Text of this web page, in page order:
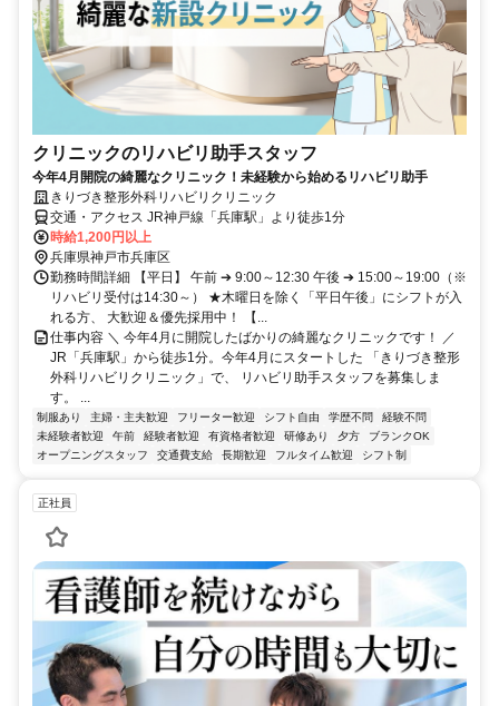
クリニックのリハビリ助手スタッフ
今年4月開院の綺麗なクリニック！未経験から始めるリハビリ助手
きりづき整形外科リハビリクリニック
交通・アクセス JR神戸線「兵庫駅」より徒歩1分
時給1,200円以上
兵庫県神戸市兵庫区
勤務時間詳細 【平日】 午前 ➔ 9:00～12:30 午後 ➔ 15:00～19:00（※
リハビリ受付は14:30～） ★木曜日を除く「平日午後」にシフトが入
れる方、 大歓迎＆優先採用中！ 【...
仕事内容 ＼ 今年4月に開院したばかりの綺麗なクリニックです！ ／
JR「兵庫駅」から徒歩1分。今年4月にスタートした 「きりづき整形
外科リハビリクリニック」で、 リハビリ助手スタッフを募集しま
す。 ...
制服あり 主婦・主夫歓迎 フリーター歓迎 シフト自由 学歴不問
経験不問
未経験者歓迎
午前 経験者歓迎 有資格者歓迎 研修あり 夕方
ブランクOK
オープニングスタッフ
交通費支給 長期歓迎 フルタイム歓迎 シフト制
正社員